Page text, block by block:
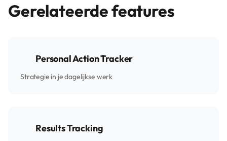
Gerelateerde features
Personal Action Tracker
Strategie in je dagelijkse werk
Results Tracking